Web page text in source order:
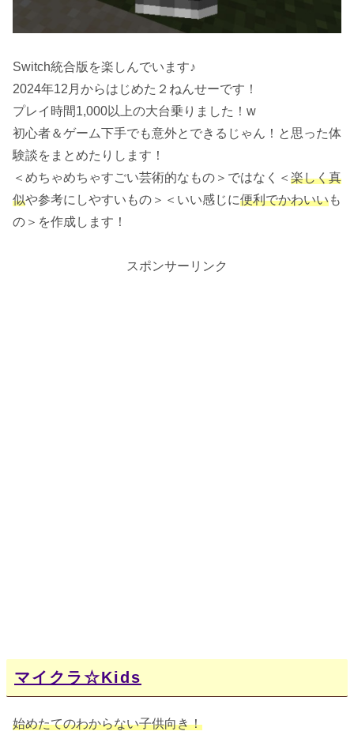
Switch統合版を楽しんでいます♪
2024年12月からはじめた２ねんせーです！
プレイ時間1,000以上の大台乗りました！w
初心者＆ゲーム下手でも意外とできるじゃん！と思った体
験談をまとめたりします！
＜めちゃめちゃすごい芸術的なもの＞ではなく＜ 楽しく真
似や参考にしやすいもの＞＜いい感じに便利でかわいいも
の＞を作成します！
スポンサーリンク
マイクラ☆Kids
始めたてのわからない子供向き！